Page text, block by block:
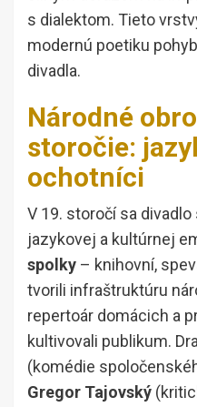
s dialektom. Tieto
modernú poetiku
divadla.
Národné
storočie:
ochotníci
V 19. storočí sa
jazykovej a kultúrnej
spolky – knihovní,
tvorili infraštruktúru
repertoár domácich a
kultivovali publikum.
(komédie
Gregor Tajovský